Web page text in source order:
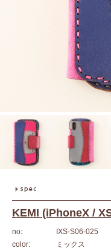
KEMI (iPhoneX /
no:
IXS-S06-025
color:
ミックス